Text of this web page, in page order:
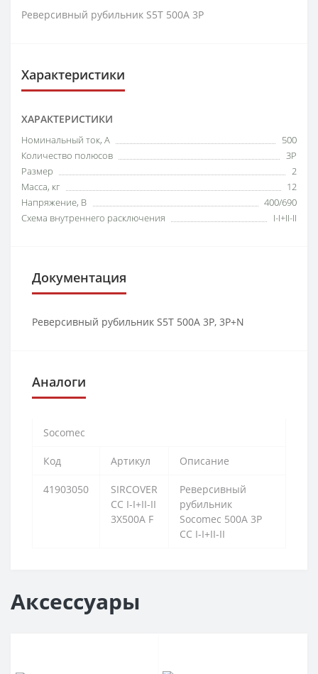
Реверсивный рубильник S5T 500A 3P
Характеристики
ХАРАКТЕРИСТИКИ
Номинальный ток, А
500
Количество полюсов
3P
Размер
2
Масса, кг
12
Напряжение, В
400/690
Схема внутреннего расключения
I-I+II-II
Документация
Реверсивный рубильник S5T 500A 3P, 3P+N
Аналоги
Socomec
Код Артикул Описание
41903050
SIRCOVER
CC I-I+II-II
3X500A F
Реверсивный
рубильник
Socomec 500А 3P
CC I-I+II-II
Аксессуары